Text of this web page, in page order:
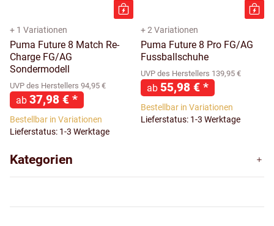
+ 1 Variationen
Puma Future 8 Match Re-
Charge FG/AG
Sondermodell
UVP des Herstellers 94,95 €
ab 37,98 € *
Bestellbar in Variationen
Lieferstatus: 1-3 Werktage
+ 2 Variationen
Puma Future 8 Pro FG/AG
Fussballschuhe
UVP des Herstellers 139,95 €
ab 55,98 € *
Bestellbar in Variationen
Lieferstatus: 1-3 Werktage
Kategorien